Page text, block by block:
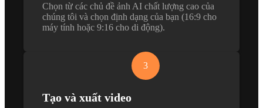
Chọn từ các chủ đề ảnh AI chất lượng cao của
chúng tôi và chọn định dạng của bạn (16:9 cho
máy tính hoặc 9:16 cho di động).
3
Tạo và xuất video